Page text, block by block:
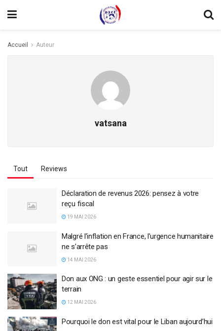
Accueil Auteur
vatsana
Tout Reviews
Déclaration de revenus 2026: pensez à votre
reçu fiscal
19 MAI 2026
Malgré l’inflation en France, l’urgence humanitaire
ne s’arrête pas
14 MAI 2026
Don aux ONG : un geste essentiel pour agir sur le
terrain
12 MAI 2026
Pourquoi le don est vital pour le Liban aujourd’hui